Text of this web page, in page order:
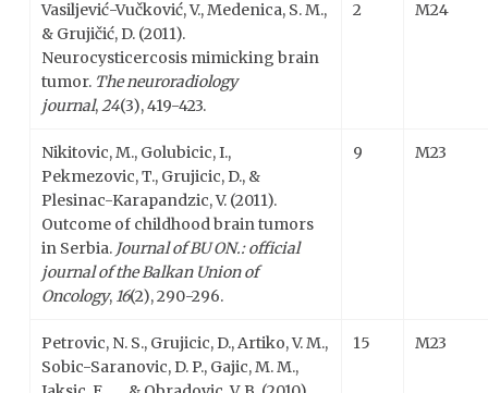
Vasiljević-Vučković, V., Medenica, S. M.,
& Grujičić, D. (2011).
Neurocysticercosis mimicking brain
tumor. The neuroradiology
journal,24(3), 419-423.
2 M24
Nikitovic, M., Golubicic, I.,
Pekmezovic, T., Grujicic, D., &
Plesinac-Karapandzic, V. (2011).
Outcome of childhood brain tumors
in Serbia. Journal of BU ON.: official
journal of the Balkan Union of
Oncology, 16(2), 290-296.
9 M23
Petrovic, N. S., Grujicic, D., Artiko, V. M.,
Sobic-Saranovic, D. P., Gajic, M. M.,
15 M23